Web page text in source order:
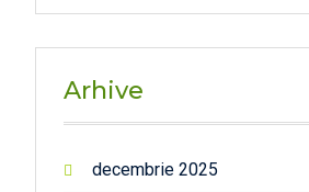
Arhive
decembrie 2025